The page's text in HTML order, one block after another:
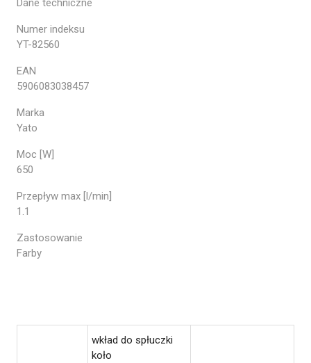
Dane techniczne
Numer indeksu
YT-82560
EAN
5906083038457
Marka
Yato
Moc [W]
650
Przepływ max [l/min]
1.1
Zastosowanie
Farby
wkład do spłuczki
koło